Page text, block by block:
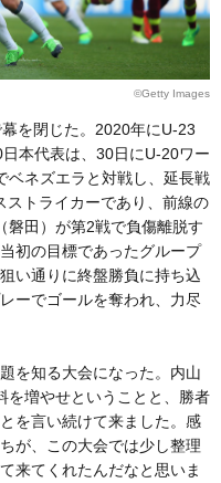
©Getty Images
を閉じた。2020年にU-23
本代表は、30日にU-20ワー
ベネズエラと対戦し、延長戦
トライカーであり、前線の
磐田）が第2戦で負傷離脱す
初の目標であったグループ
い通りに終盤勝負に持ち込
ーでゴールを奪われ、力尽
を知る大会になった。内山
を増やせということと、勝者
を言い続けて来ました。感
が、この大会では少し整理
来てくれたんだなと思いま